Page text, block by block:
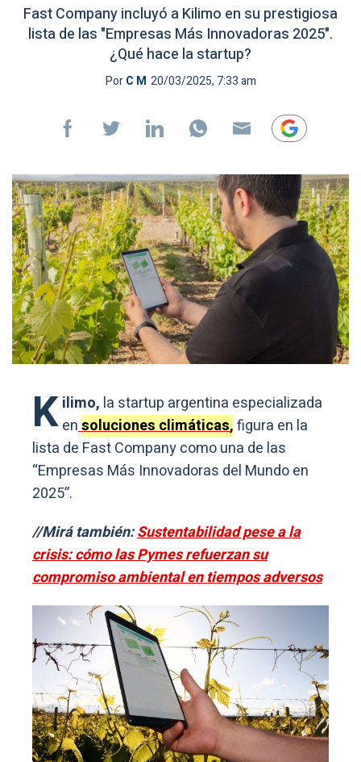
Fast Company incluyó a Kilimo en su prestigiosa
lista de las "Empresas Más Innovadoras 2025".
¿Qué hace la startup?
PorC M 20/03/2025, 7:33 am
K ilimo, la startup argentina especializada
ensoluciones climáticas,figura en la
lista de Fast Company como una de las
“Empresas Más Innovadoras del Mundo en
2025”.
//Mirá también:Sustentabilidad pese a la
crisis: cómo las Pymes refuerzan su
compromiso ambiental en tiempos adversos